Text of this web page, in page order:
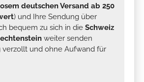
deutschen Versand ab 250
) und Ihre Sendung über
bequem zu sich in die Schweiz
weiter senden
verzollt und ohne Aufwand für